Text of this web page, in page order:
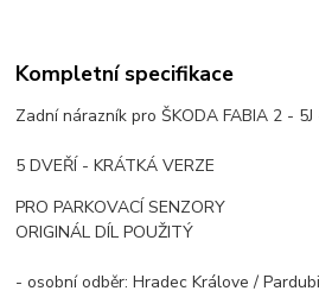
Kompletní specifikace
Zadní nárazník pro ŠKODA FABIA 2 -
5 DVEŘÍ - KRÁTKÁ VERZE
PRO PARKOVACÍ SENZORY
ORIGINÁL DÍL POUŽITÝ
- osobní odběr: Hradec Králove /